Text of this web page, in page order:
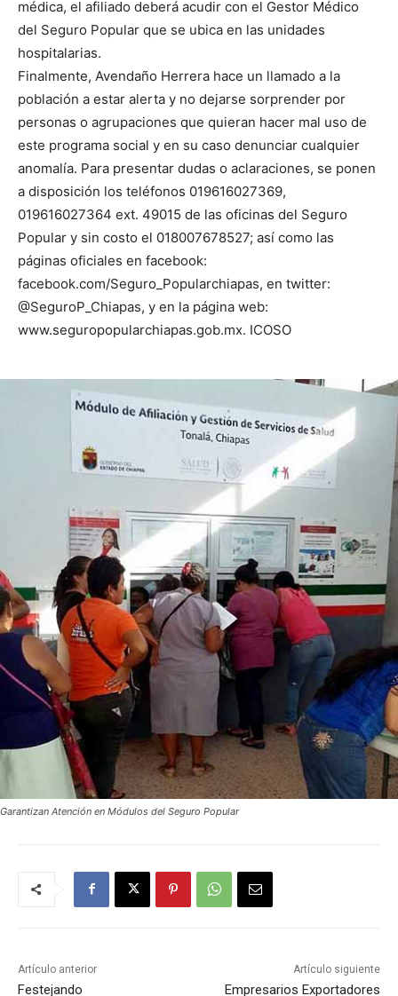
médica, el afiliado deberá acudir con el Gestor Médico
del Seguro Popular que se ubica en las unidades
hospitalarias.
Finalmente, Avendaño Herrera hace un llamado a la
población a estar alerta y no dejarse sorprender por
personas o agrupaciones que quieran hacer mal uso de
este programa social y en su caso denunciar cualquier
anomalía. Para presentar dudas o aclaraciones, se ponen
a disposición los teléfonos 019616027369,
019616027364 ext. 49015 de las oficinas del Seguro
Popular y sin costo el 018007678527; así como las
páginas oficiales en facebook:
facebook.com/Seguro_Popularchiapas, en twitter:
@SeguroP_Chiapas, y en la página web:
www.seguropopularchiapas.gob.mx. ICOSO
Garantizan Atención en Módulos del Seguro Popular
Artículo anterior
Festejando
Artículo siguiente
Empresarios Exportadores